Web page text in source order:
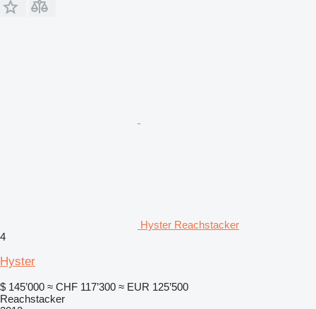
Hyster Reachstacker
4
Hyster
$ 145’000 ≈ CHF 117’300 ≈ EUR 125’500
Reachstacker